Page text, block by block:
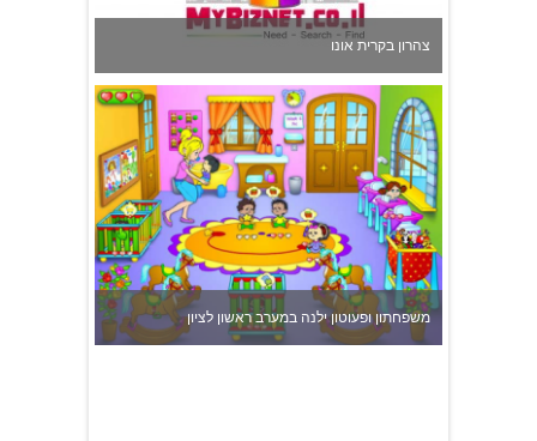
משפחתון ופעוטון ילנה במערב ראשון לציון